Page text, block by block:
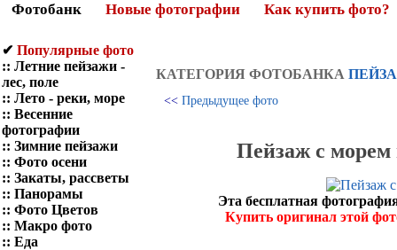
Фотобанк Новые фотографии Как купить фото?
✔ Популярные фото
:: Летние пейзажи -
лес, поле
:: Лето - реки, море
:: Весенние
фотографии
:: Зимние пейзажи
:: Фото осени
:: Закаты, рассветы
:: Панорамы
:: Фото Цветов
:: Макро фото
:: Еда
КАТЕГОРИЯ ФОТOБАНКА
<< Предыдущее фото
Пейзаж с
Эта бесплатная
Купить оригинал этой